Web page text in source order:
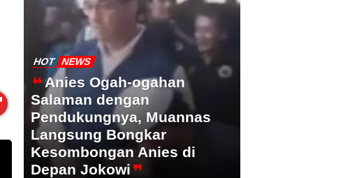
HOT NEWS
Anies Ogah-ogahan
Salaman dengan
Pendukungnya, Muannas
Langsung Bongkar
Kesombongan Anies di
Depan Jokowi